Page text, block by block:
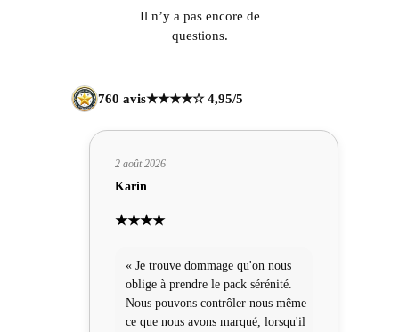
Il n’y a pas encore de
questions.
760 avis★★★★☆ 4,95/5
2 août 2026
Karin
★★★★
« Je trouve dommage qu'on nous
oblige à prendre le pack sérénité.
Nous pouvons contrôler nous même
ce que nous avons marqué, lorsqu'il